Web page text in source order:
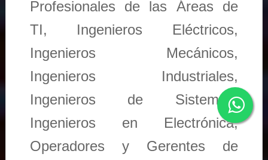
Profesionales de las Áreas de
TI, Ingenieros Eléctricos,
Ingenieros Mecánicos,
Ingenieros Industriales,
Ingenieros de Sistemas,
Ingenieros en Electrónica,
Operadores y Gerentes de